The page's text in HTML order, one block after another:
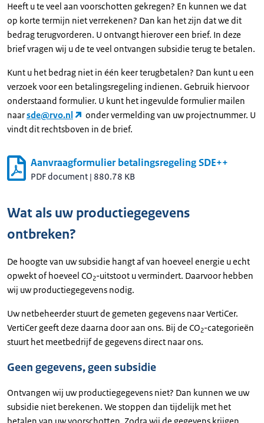
Heeft u te veel aan voorschotten gekregen? En kunnen we dat
op korte termijn niet verrekenen? Dan kan het zijn dat we dit
bedrag terugvorderen. U ontvangt hierover een brief. In deze
brief vragen wij u de te veel ontvangen subsidie terug te betalen.
Kunt u het bedrag niet in één keer terugbetalen? Dan kunt u een
verzoek voor een betalingsregeling indienen. Gebruik hiervoor
onderstaand formulier. U kunt het ingevulde formulier mailen
naarsde@rvo.nl
onder vermelding van uw projectnummer. U
vindt dit rechtsboven in de brief.
Aanvraagformulier betalingsregeling SDE++
PDF document | 880.78 KB
Wat als uw productiegegevens
ontbreken?
De hoogte van uw subsidie hangt af van hoeveel energie u echt
opwekt of hoeveel CO2-uitstoot u vermindert. Daarvoor hebben
wij uw productiegegevens nodig.
Uw netbeheerder stuurt de gemeten gegevens naar VertiCer.
VertiCer geeft deze daarna door aan ons. Bij de CO2-categorieën
stuurt het meetbedrijf de gegevens direct naar ons.
Geen gegevens, geen subsidie
Ontvangen wij uw productiegegevens niet? Dan kunnen we uw
subsidie niet berekenen. We stoppen dan tijdelijk met het